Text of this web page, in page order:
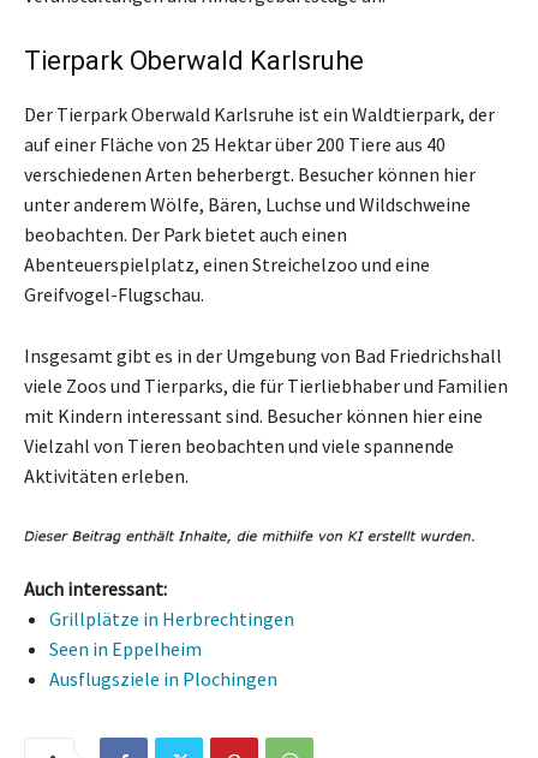
Tierpark Oberwald Karlsruhe
Der Tierpark Oberwald Karlsruhe ist ein Waldtierpark, der
auf einer Fläche von 25 Hektar über 200 Tiere aus 40
verschiedenen Arten beherbergt. Besucher können hier
unter anderem Wölfe, Bären, Luchse und Wildschweine
beobachten. Der Park bietet auch einen
Abenteuerspielplatz, einen Streichelzoo und eine
Greifvogel-Flugschau.
Insgesamt gibt es in der Umgebung von Bad Friedrichshall
viele Zoos und Tierparks, die für Tierliebhaber und Familien
mit Kindern interessant sind. Besucher können hier eine
Vielzahl von Tieren beobachten und viele spannende
Aktivitäten erleben.
Auch interessant:
Grillplätze in Herbrechtingen
Seen in Eppelheim
Ausflugsziele in Plochingen